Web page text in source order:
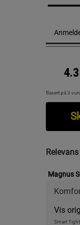
4.3
Basert på 3
Relevans
Magnus S
Vis
Smart